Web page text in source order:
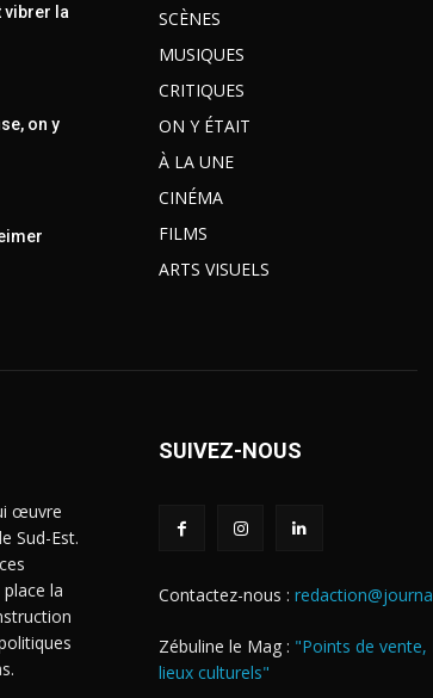
vibrer la
on y
SCÈNES
MUSIQUES
CRITIQUES
ON Y ÉTAIT
À LA UNE
CINÉMA
FILMS
ARTS VISUELS
œuvre
Sud-Est.
la
SUIVEZ-NOUS
Contactez-nous :
Zébuline le Mag : "Points de vente,
lieux culturels"